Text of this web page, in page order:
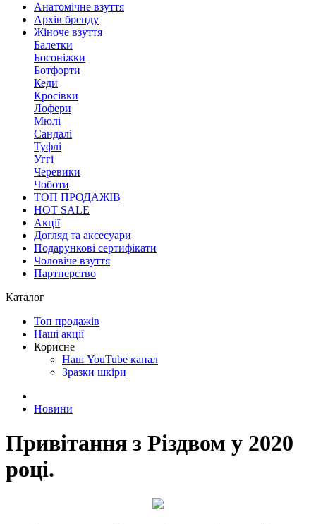
Анатомічне взуття
Архів бренду
Жіноче взуття
Балетки
Босоніжки
Ботфорти
Кеди
Кросівки
Лофери
Мюлі
Сандалі
Туфлі
Уггі
Черевики
Чоботи
ТОП ПРОДАЖІВ
HOT SALE
Акції
Догляд та аксесуари
Подарункові сертифікати
Чоловіче взуття
Партнерство
Каталог
Топ продажів
Наші акції
Корисне
Наш YouTube канал
Зразки шкіри
Новини
Привітання з Різдвом у 2020
році.